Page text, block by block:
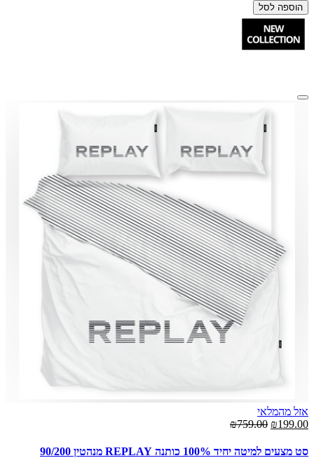
הוספה לסל
אזל מהמלאי
₪199.00
₪759.00
סט מצעים למיטה יחיד 100% כותנה REPLAY מנהטין 90/200